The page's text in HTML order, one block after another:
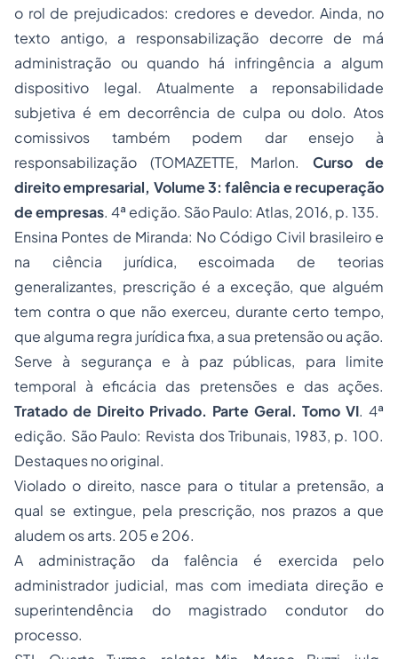
o rol de prejudicados: credores e devedor. Ainda, no
texto antigo, a responsabilização decorre de má
administração ou quando há infringência a algum
dispositivo legal. Atualmente a reponsabilidade
subjetiva é em decorrência de culpa ou dolo. Atos
comissivos também podem dar ensejo à
responsabilização (TOMAZETTE, Marlon. Curso de
direito empresarial, Volume 3: falência e recuperação
de empresas. 4ª edição. São Paulo: Atlas, 2016, p. 135.
Ensina Pontes de Miranda: No Código Civil brasileiro e
na ciência jurídica, escoimada de teorias
generalizantes, prescrição é a exceção, que alguém
tem contra o que não exerceu, durante certo tempo,
que alguma regra jurídica fixa, a sua pretensão ou ação.
Serve à segurança e à paz públicas, para limite
temporal à eficácia das pretensões e das ações.
Tratado de Direito Privado. Parte Geral. Tomo VI. 4ª
edição. São Paulo: Revista dos Tribunais, 1983, p. 100.
Destaques no original.
Violado o direito, nasce para o titular a pretensão, a
qual se extingue, pela prescrição, nos prazos a que
aludem os arts. 205 e 206.
A administração da falência é exercida pelo
administrador judicial, mas com imediata direção e
superintendência do magistrado condutor do
processo.